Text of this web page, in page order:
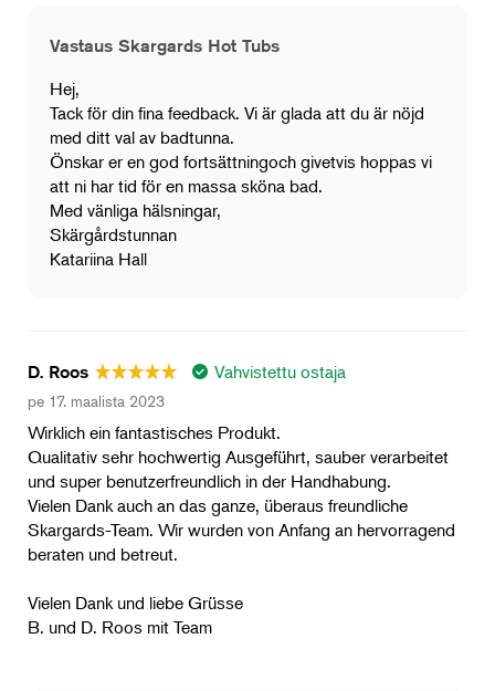
Vastaus Skargards Hot Tubs
Hej,
Tack för din fina feedback. Vi är glada att du är nöjd
med ditt val av badtunna.
Önskar er en god fortsättningoch givetvis hoppas vi
att ni har tid för en massa sköna bad.
Med vänliga hälsningar,
Skärgårdstunnan
Katariina Hall
D. Roos Vahvistettu ostaja
pe 17. maalista 2023
Wirklich ein fantastisches Produkt.
Qualitativ sehr hochwertig Ausgeführt, sauber verarbeitet
und super benutzerfreundlich in der Handhabung.
Vielen Dank auch an das ganze, überaus freundliche
Skargards-Team. Wir wurden von Anfang an hervorragend
beraten und betreut.
Vielen Dank und liebe Grüsse
B. und D. Roos mit Team